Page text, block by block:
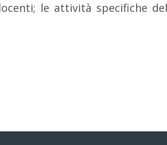
le attività specifiche del